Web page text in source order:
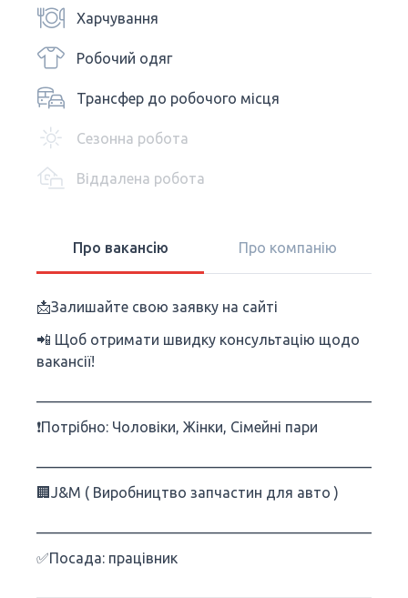
Харчування
Робочий одяг
Трансфер до робочого місця
Сезонна робота
Віддалена робота
Про вакансію Про компанію
📩Залишайте свою заявку на сайті
📲 Щоб отримати швидку консультацію щодо
вакансії!
❗️Потрібно: Чоловіки, Жінки, Сімейні пари
🏢J&M ( Виробництво запчастин для авто )
✅Посада: працівник